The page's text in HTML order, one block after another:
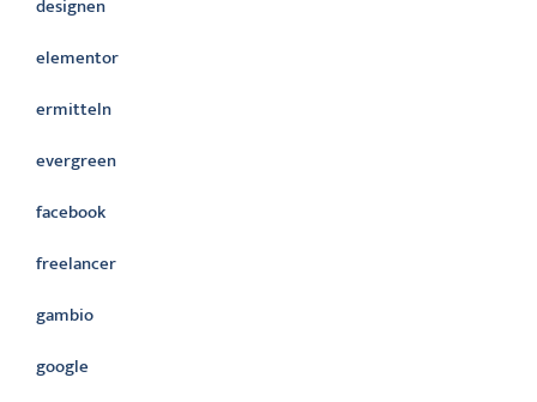
designen
elementor
ermitteln
evergreen
facebook
freelancer
gambio
google